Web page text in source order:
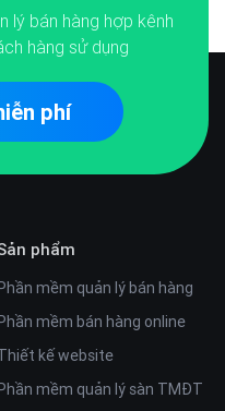
lý bán hàng hợp kênh
hàng sử dụng
phí
phẩm
mềm quản lý bán hàng
mềm bán hàng online
kế website
mềm quản lý sàn TMĐT